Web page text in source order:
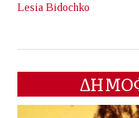
Lesia Bidochko